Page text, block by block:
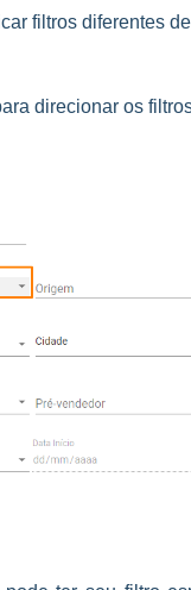
filtros diferentes
direcionar os